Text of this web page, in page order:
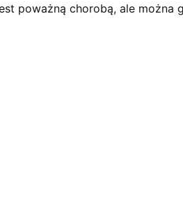
poważną chorobą, ale